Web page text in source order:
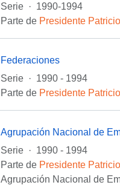
Serie · 1990-1994
Parte de Presidente
Federaciones
Serie · 1990 - 1994
Parte de Presidente
Agrupación Nacional de
Serie · 1990 - 1994
Parte de Presidente
Agrupación Nacional de